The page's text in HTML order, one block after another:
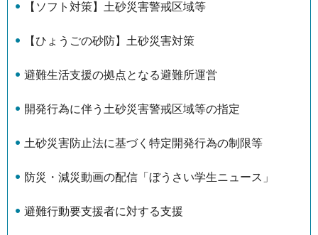
【ソフト対策】土砂災害警戒区域等
【ひょうごの砂防】土砂災害対策
避難生活支援の拠点となる避難所運営
開発行為に伴う土砂災害警戒区域等の指定
土砂災害防止法に基づく特定開発行為の制限等
防災・減災動画の配信「ぼうさい学生ニュース」
避難行動要支援者に対する支援